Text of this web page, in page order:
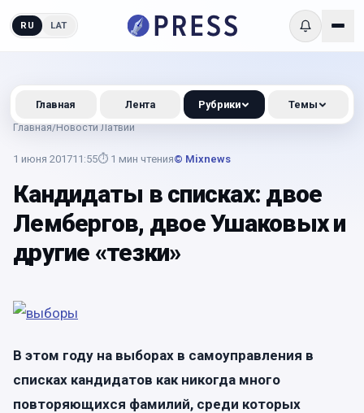
RU LAT
Главная/Новости Латвии
1 июня 201711:55⏱ 1 мин чтения© Mixnews
Кандидаты в списках: двое
Лембергов, двое Ушаковых и
другие «тезки»
В этом году на выборах в самоуправления в
списках кандидатов как никогда много
повторяющихся фамилий, среди которых
Главная Лента Рубрики Темы